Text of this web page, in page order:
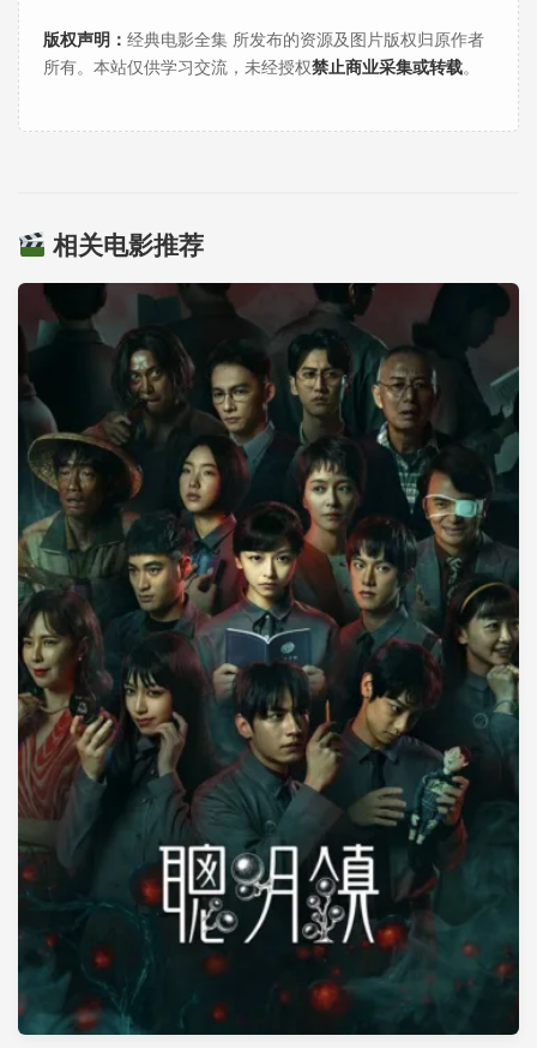
版权声明： 经典电影全集 所发布的资源及图片版权归原作者
所有。本站仅供学习交流，未经授权禁止商业采集或转载。
相关电影推荐